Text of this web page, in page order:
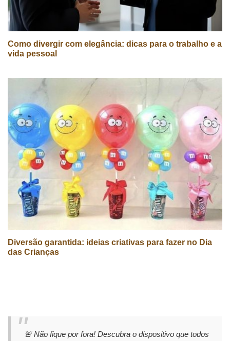
Como divergir com elegância: dicas para o trabalho e a
vida pessoal
Diversão garantida: ideias criativas para fazer no Dia
das Crianças
🚨 Não fique por fora! Descubra o dispositivo que todos